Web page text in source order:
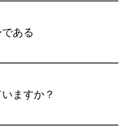
ある
ますか？